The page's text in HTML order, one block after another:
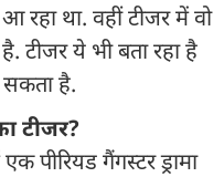
रहा था. वहीं टीजर में वो
ये भी बता रहा है
है.
टीजर?
पीरियड गैंगस्टर ड्रामा